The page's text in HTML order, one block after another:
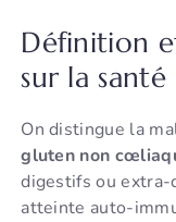
Définition
sur la santé
On distingue la
gluten non
digestifs ou extra-
atteinte auto-